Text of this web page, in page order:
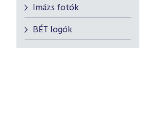
Imázs fotók
BÉT logók